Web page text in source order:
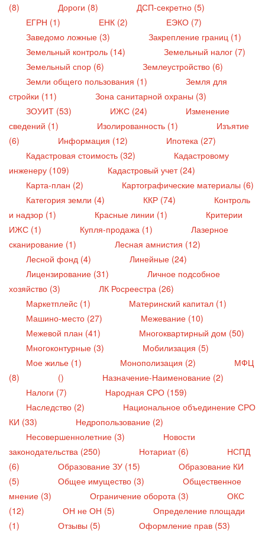
(8)
Дороги (8)
ДСП-секретно (5)
ЕГРН (1)
ЕНК (2)
ЕЭКО (7)
Заведомо ложные (3)
Закрепление границ (1)
Земельный контроль (14)
Земельный налог (7)
Земельный спор (6)
Землеустройство (6)
Земли общего пользования (1)
Земля для
стройки (11)
Зона санитарной охраны (3)
ЗОУИТ (53)
ИЖС (24)
Изменение
сведений (1)
Изолированность (1)
Изъятие
(6)
Информация (12)
Ипотека (27)
Кадастровая стоимость (32)
Кадастровому
инженеру (109)
Кадастровый учет (24)
Карта-план (2)
Картографические материалы (6)
Категория земли (4)
ККР (74)
Контроль
и надзор (1)
Красные линии (1)
Критерии
ИЖС (1)
Купля-продажа (1)
Лазерное
сканирование (1)
Лесная амнистия (12)
Лесной фонд (4)
Линейные (24)
Лицензирование (31)
Личное подсобное
хозяйство (3)
ЛК Росреестра (26)
Маркетплейс (1)
Материнский капитал (1)
Машино-место (27)
Межевание (10)
Межевой план (41)
Многоквартирный дом (50)
Многоконтурные (3)
Мобилизация (5)
Мое жилье (1)
Монополизация (2)
МФЦ
(8)
()
Назначение-Наименование (2)
Налоги (7)
Народная СРО (159)
Наследство (2)
Национальное объединение СРО
КИ (33)
Недропользование (2)
Несовершеннолетние (3)
Новости
законодательства (250)
Нотариат (6)
НСПД
(6)
Образование ЗУ (15)
Образование КИ
(5)
Общее имущество (3)
Общественное
мнение (3)
Ограничение оборота (3)
ОКС
(12)
ОН не ОН (5)
Определение площади
(1)
Отзывы (5)
Оформление прав (53)